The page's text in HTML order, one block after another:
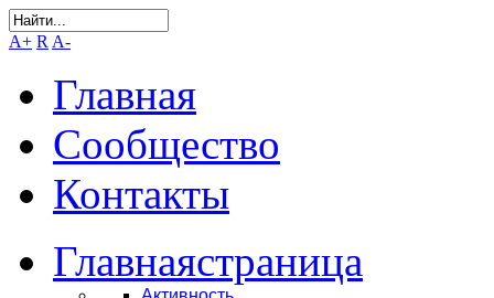
A+ R A-
Главная
Сообщество
Контакты
Главнаястраница